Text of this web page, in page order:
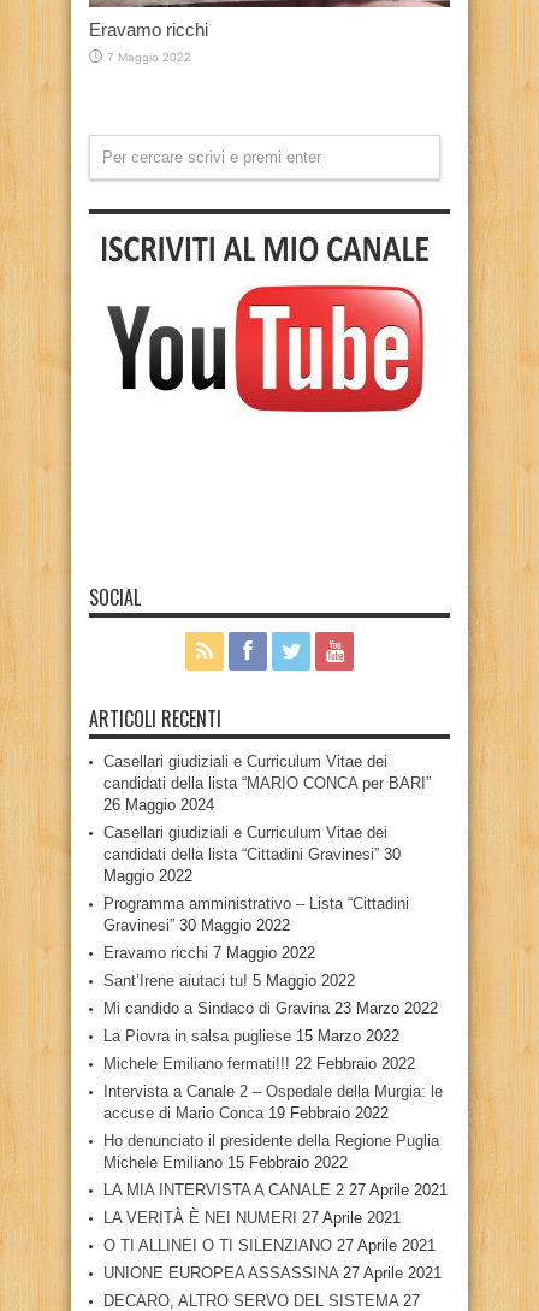
Eravamo ricchi
7 Maggio 2022
SOCIAL
ARTICOLI RECENTI
Casellari giudiziali e Curriculum Vitae dei
candidati della lista “MARIO CONCA per BARI”
26 Maggio 2024
Casellari giudiziali e Curriculum Vitae dei
candidati della lista “Cittadini Gravinesi” 30
Maggio 2022
Programma amministrativo – Lista “Cittadini
Gravinesi” 30 Maggio 2022
Eravamo ricchi 7 Maggio 2022
Sant’Irene aiutaci tu! 5 Maggio 2022
Mi candido a Sindaco di Gravina 23 Marzo 2022
La Piovra in salsa pugliese 15 Marzo 2022
Michele Emiliano fermati!!! 22 Febbraio 2022
Intervista a Canale 2 – Ospedale della Murgia: le
accuse di Mario Conca 19 Febbraio 2022
Ho denunciato il presidente della Regione Puglia
Michele Emiliano 15 Febbraio 2022
LA MIA INTERVISTA A CANALE 2 27 Aprile 2021
LA VERITÀ È NEI NUMERI 27 Aprile 2021
O TI ALLINEI O TI SILENZIANO 27 Aprile 2021
UNIONE EUROPEA ASSASSINA 27 Aprile 2021
DECARO, ALTRO SERVO DEL SISTEMA 27